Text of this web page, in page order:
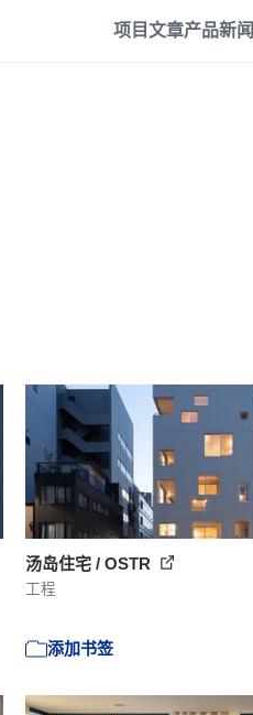
项目文章产品新闻
汤岛住宅 / OSTR
工程
添加书签